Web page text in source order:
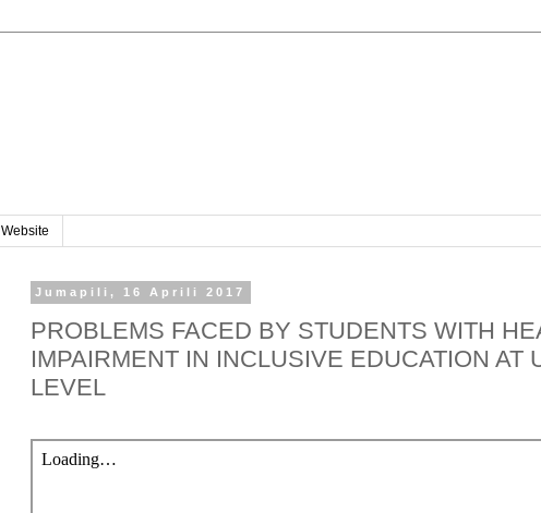
Website
Jumapili, 16 Aprili 2017
PROBLEMS FACED BY STUDENTS WITH
IMPAIRMENT IN INCLUSIVE EDUCATION AT
LEVEL